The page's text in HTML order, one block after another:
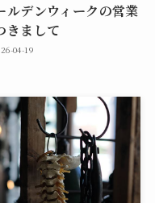
ルデンウィークの営業
きまして
04-19